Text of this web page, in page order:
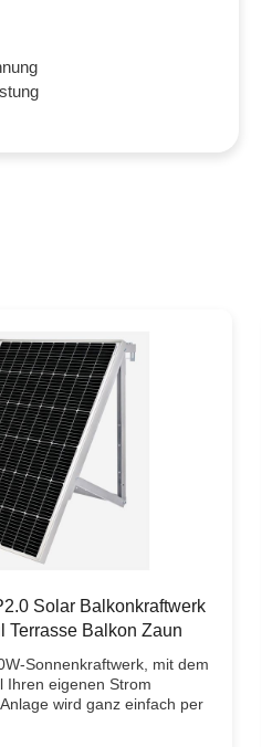
Solar Balkonkraftwerk
Terrasse Balkon Zaun
Sonnenkraftwerk, mit dem
Ihren eigenen Strom
wird ganz einfach per